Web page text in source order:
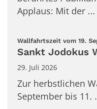
Applaus: Mit der ...
Wallfahrtszeit vom 19.
Sankt Jodokus
29. Juli 2026
Zur herbstlichen
September bis 11.